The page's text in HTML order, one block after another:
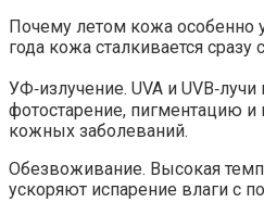
Почему летом кожа особенно
года кожа сталкивается
УФ‑излучение. UVA и
фотостарение, пигментацию и
кожных заболеваний.
Обезвоживание. Высокая
ускоряют испарение влаги с